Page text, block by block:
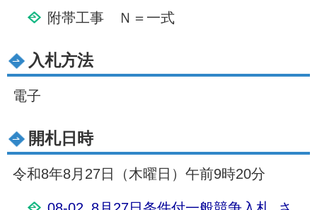
附帯工事 Ｎ＝一式
入札方法
電子
開札日時
令和8年8月27日（木曜日）午前9時20分